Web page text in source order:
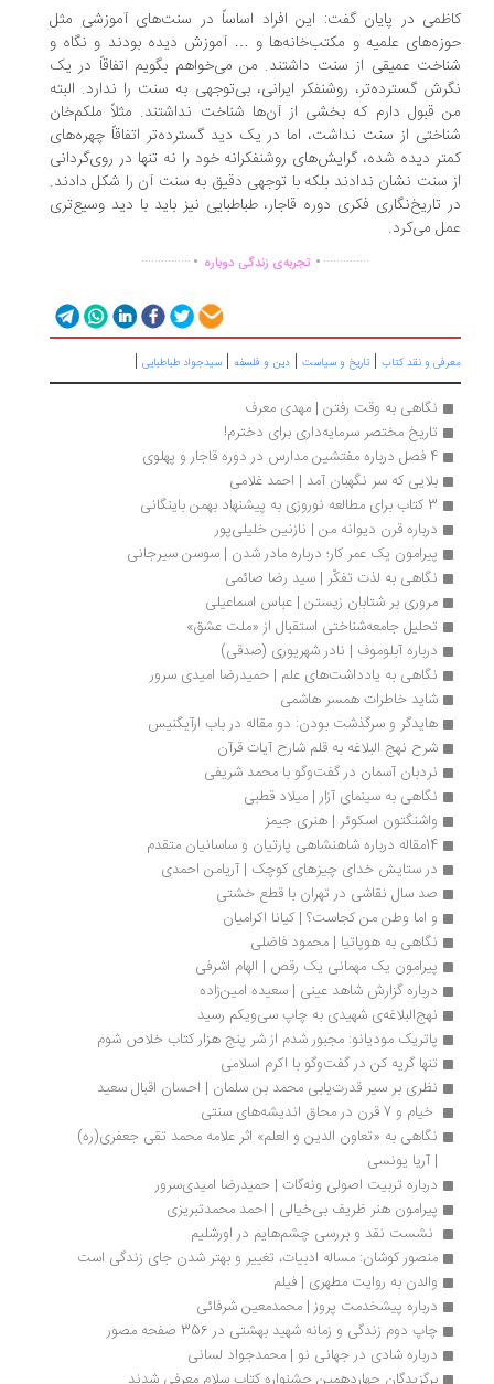
در پایان گفت: این افراد اساساً در سنت‌های آموزشی مثل
علمیه و مکتب‌خانه‌ها و … آموزش دیده بودند و نگاه و
عمیقی از سنت داشتند. من می‌خواهم بگویم اتفاقاً در یک
گسترده‌تر، روشنفکر ایرانی، بی‌توجهی به سنت را ندارد. البته
قبول دارم که بخشی از آن‌ها شناخت نداشتند. مثلاً ملکم‌خان
از سنت نداشت، اما در یک دید گسترده‌تر اتفاقاً چهره‌های
دیده شده، گرایش‌های روشنفکرانه خود را نه تنها در روی‌گردانی
سنت نشان ندادند بلکه با توجهی دقیق به سنت آن را شکل دادند.
تاریخ‌نگاری فکری دوره قاجار، طباطبایی نیز باید با دید وسیع‌تری
می‌کرد.
................تجربه‌ی زندگی دوباره ...............
و نقد کتاب|تاریخ و سیاست|دین و فلسفه| سیدجواد طباطبایی|
نگاهی به وقت رفتن | مهدی معرف
تاریخ مختصر سرمایه‌داری برای دخترم!
بلایی که سر نگهبان آمد | احمد غلامی
درباره قرن دیوانه من | نازنین خلیلی‌پور
پیرامون یک عمر کار؛ درباره مادر شدن | سوسن سیرجانی
نگاهی به لذت تفکّر | سید رضا صائمی
مروری بر شتابان زیستن | عباس اسماعیلی
تحلیل جامعه‌شناختی استقبال از «ملت عشق»
درباره آبلوموف | نادر شهریوری (صدقی)
نگاهی به یادداشت‌های علم | حمیدرضا امیدی سرور
شاید خاطرات همسر هاشمی
هایدگر و سرگذشت بودن: دو مقاله در باب ارآیگنیس
شرح نهج البلاغه به قلم شارح آیات قرآن
نردبان آسمان در گفت‌وگو با محمد شریفی
نگاهی به سینمای آزار | میلاد قطبی
واشنگتون اسکوئر | هنری جیمز
در ستایش خدای چیزهای کوچک | آریامن احمدی
صد سال نقاشی در تهران با قطع خشتی
و اما وطن من کجاست؟ | کیانا اکرامیان
نگاهی به هوپاتیا | محمود فاضلی
پیرامون یک مهمانی یک رقص | الهام اشرفی
درباره گزارش شاهد عینی | سعیده امین‌زاده
نهج‌البلاغه‌ی شهیدی به چاپ سی‌ویکم رسید
پاتریک مودیانو: مجبور شدم از شر پنج هزار کتاب خلاص شوم
تنها گریه کن در گفت‌وگو با اکرم اسلامی
نظری بر سیر قدرت‌یابی محمد بن سلمان | احسان اقبال سعید
خیام و 7 قرن در محاق اندیشه‌های سنتی
نگاهی به «تعاون الدین و العلم» اثر علامه محمد تقی جعفری(ره)
| آریا یونسی
درباره تربیت اصولی ونه‌گات | حمیدرضا امیدی‌سرور
پیرامون هنر ظریف بی‌خیالی | احمد محمدتبریزی
نشست نقد و بررسی چشم‌هایم در اورشلیم
منصور کوشان: مساله ادبیات، تغییر و بهتر شدن جای زندگی است
والدن به روایت مطهری | فیلم
درباره پیشخدمت پروز | محمدمعین شرفائی
چاپ دوم زندگی و زمانه شهید بهشتی در 356 صفحه مصور
درباره شادی در جهانی نو | محمدجواد لسانی